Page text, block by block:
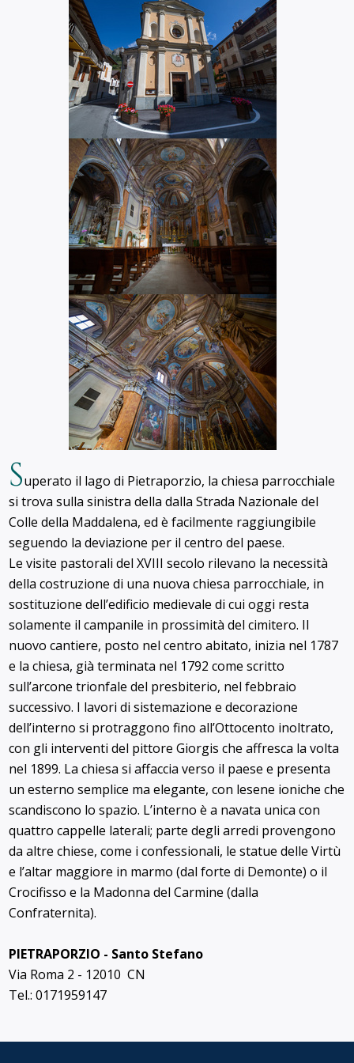
Superato il lago di Pietraporzio, la chiesa parrocchiale
si trova sulla sinistra della dalla Strada Nazionale del
Colle della Maddalena, ed è facilmente raggiungibile
seguendo la deviazione per il centro del paese.
Le visite pastorali del XVIII secolo rilevano la necessità
della costruzione di una nuova chiesa parrocchiale, in
sostituzione dell’edificio medievale di cui oggi resta
solamente il campanile in prossimità del cimitero. Il
nuovo cantiere, posto nel centro abitato, inizia nel 1787
e la chiesa, già terminata nel 1792 come scritto
sull’arcone trionfale del presbiterio, nel febbraio
successivo. I lavori di sistemazione e decorazione
dell’interno si protraggono fino all’Ottocento inoltrato,
con gli interventi del pittore Giorgis che affresca la volta
nel 1899. La chiesa si affaccia verso il paese e presenta
un esterno semplice ma elegante, con lesene ioniche che
scandiscono lo spazio. L’interno è a navata unica con
quattro cappelle laterali; parte degli arredi provengono
da altre chiese, come i confessionali, le statue delle Virtù
e l’altar maggiore in marmo (dal forte di Demonte) o il
Crocifisso e la Madonna del Carmine (dalla
Confraternita).
PIETRAPORZIO - Santo Stefano
Via Roma 2 - 12010 CN
Tel.: 0171959147